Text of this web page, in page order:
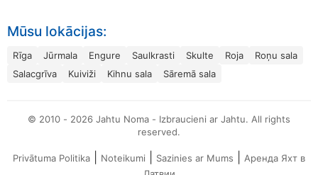
Mūsu lokācijas:
Rīga Jūrmala Engure Saulkrasti Skulte Roja
Roņu sala
Salacgrīva
Kuiviži Kihnu sala Sāremā sala
© 2010 - 2026 Jahtu Noma - Izbraucieni ar Jahtu. All rights
reserved.
Privātuma Politika Noteikumi Sazinies ar Mums
Аренда Яхт в